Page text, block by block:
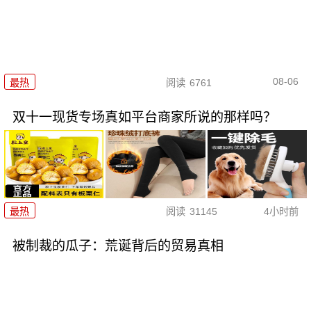
最热 阅读 6761 08-06
双十一现货专场真如平台商家所说的那样吗？
最热 阅读 31145 4小时前
被制裁的瓜子：荒诞背后的贸易真相